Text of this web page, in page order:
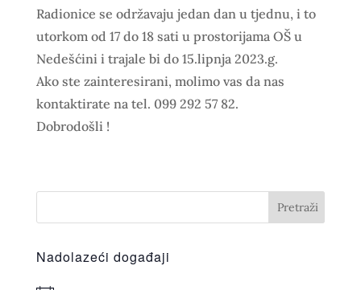
Radionice se održavaju jedan dan u tjednu, i to
utorkom od 17 do 18 sati u prostorijama OŠ u
Nedešćini i trajale bi do 15.lipnja 2023.g.
Ako ste zainteresirani, molimo vas da nas
kontaktirate na tel. 099 292 57 82.
Dobrodošli !
Nadolazeći događaji